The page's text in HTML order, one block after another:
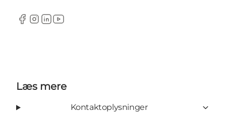
Facebook
Instagram
LinkedIn
YouTube
Læs mere
Kontaktoplysninger